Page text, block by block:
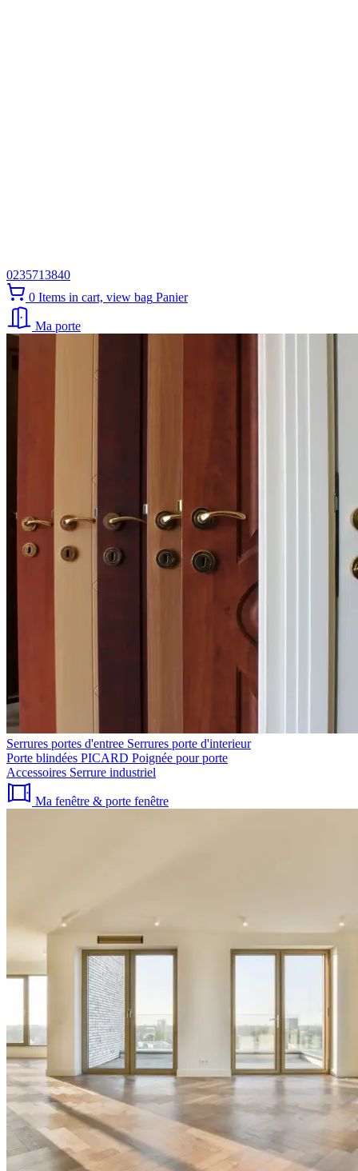
0235713840
0 Items in cart, view bag Panier
Ma porte
Serrures portes d'entree Serrures porte d'interieur
Porte blindées PICARD Poignée pour porte
Accessoires Serrure industriel
Ma fenêtre & porte fenêtre